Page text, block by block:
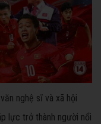
nghệ sĩ và xã hội
lực trở thành người nổi